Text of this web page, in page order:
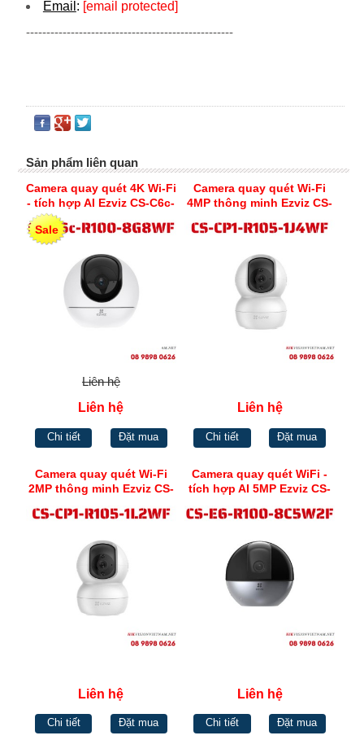
Email : [email protected]
---------------------------------------------------
Sản phẩm liên quan
Camera quay quét 4K Wi-Fi
- tích hợp AI Ezviz CS-C6c-
Sale
Liên hệ
Liên hệ
Chi tiết Đặt mua
Camera quay quét Wi-Fi
4MP thông minh Ezviz CS-
Liên hệ
Chi tiết Đặt mua
Camera quay quét Wi-Fi
2MP thông minh Ezviz CS-
Liên hệ
Chi tiết Đặt mua
Camera quay quét WiFi -
tích hợp AI 5MP Ezviz CS-
Liên hệ
Chi tiết Đặt mua